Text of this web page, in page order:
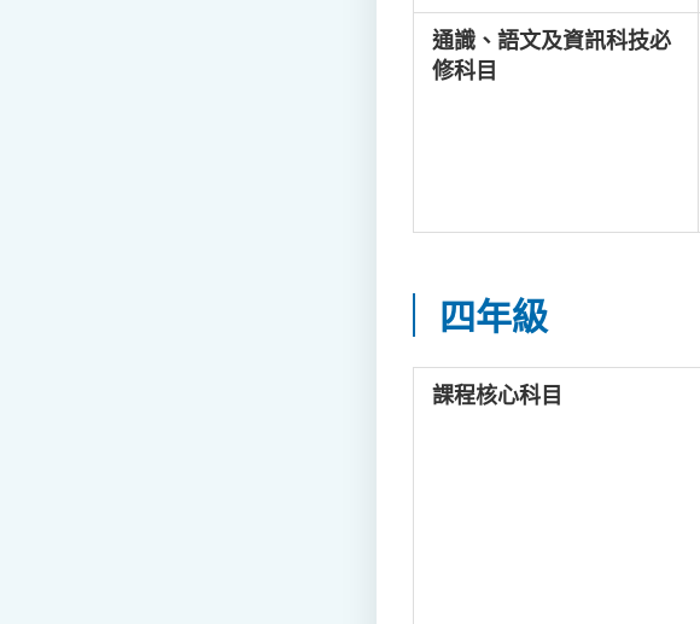
通識、語文及資訊科技必
修科目
四年級
課程核心科目